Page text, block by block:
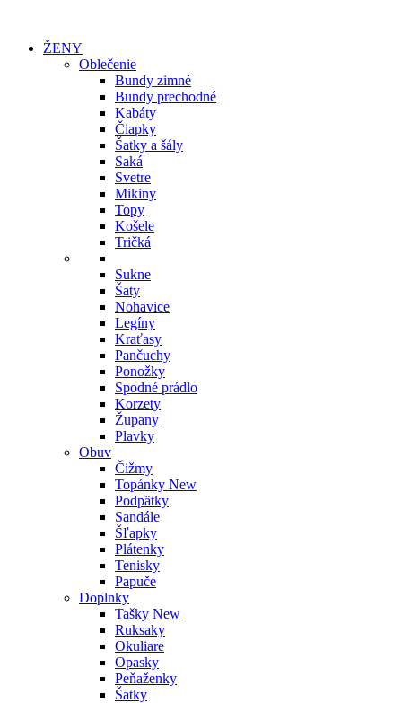
ŽENY
Oblečenie
Bundy zimné
Bundy prechodné
Kabáty
Čiapky
Šatky a šály
Saká
Svetre
Mikiny
Topy
Košele
Tričká
Sukne
Šaty
Nohavice
Legíny
Kraťasy
Pančuchy
Ponožky
Spodné prádlo
Korzety
Župany
Plavky
Obuv
Čižmy
Topánky New
Podpätky
Sandále
Šľapky
Plátenky
Tenisky
Papuče
Doplnky
Tašky New
Ruksaky
Okuliare
Opasky
Peňaženky
Šatky